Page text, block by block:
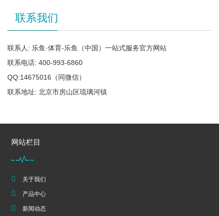
联系我们
联系人: 乐鱼·体育-乐鱼（中国）一站式服务官方网站
联系电话: 400-993-6860
QQ:14675016（同微信）
联系地址: 北京市房山区琉璃河镇
网站栏目
关于我们
产品中心
新闻动态